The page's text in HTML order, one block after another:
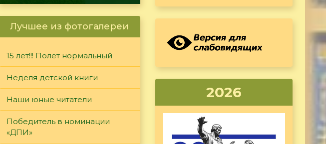
Лучшее из фотогалереи
15 лет!!! Полет нормальный
Неделя детской книги
Наши юные читатели
Победитель в номинации
«ДПИ»
2026